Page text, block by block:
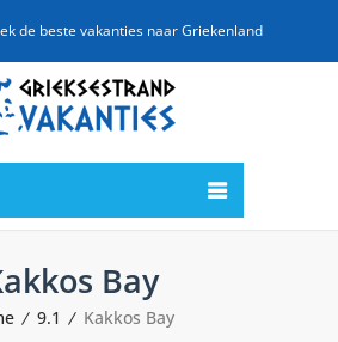
de beste vakanties naar Griekenland
Bay
9.1 Kakkos Bay